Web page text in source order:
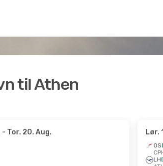
til Athen
- Tor. 20. Aug. Lør.
OS
LH